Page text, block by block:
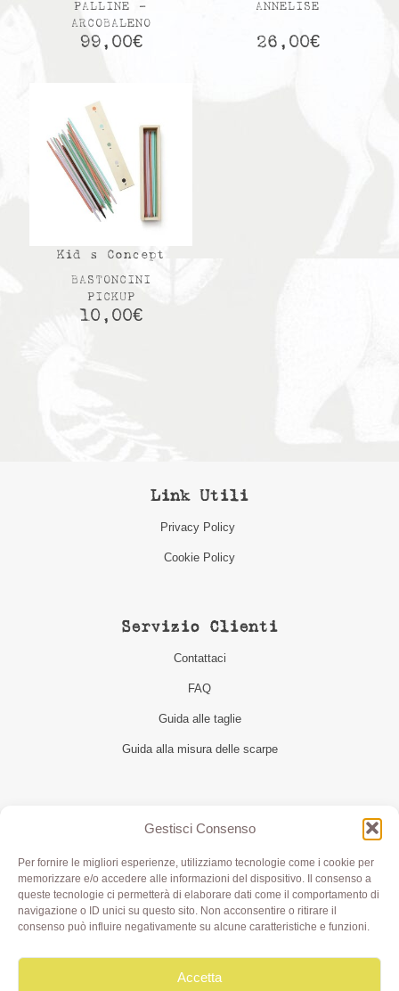
Gestisci Consenso
Per fornire le migliori esperienze, utilizziamo tecnologie come i cookie per
memorizzare e/o accedere alle informazioni del dispositivo. Il consenso a
queste tecnologie ci permetterà di elaborare dati come il comportamento di
navigazione o ID unici su questo sito. Non acconsentire o ritirare il
consenso può influire negativamente su alcune caratteristiche e funzioni.
Accetta
PALLINE –
ARCOBALENO
99,00€
ANNELISE
26,00€
Kid s Concept
BASTONCINI
PICKUP
10,00€
Link Utili
Privacy Policy
Cookie Policy
Servizio Clienti
Contattaci
FAQ
Guida alle taglie
Guida alla misura delle scarpe
Seguici
Olivia di Aimi Roberta | Borgo XX Marzo 6/c Parma | P.IVA